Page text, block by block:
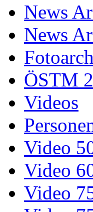
News
News
ÖSTM
Videos
Video
Video
Video